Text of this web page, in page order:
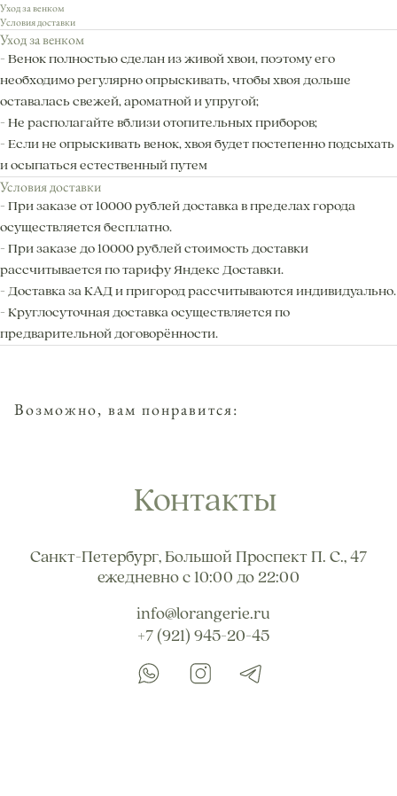
Уход за венком
Условия доставки
Уход за венком
- Венок полностью сделан из живой хвои, поэтому его
необходимо регулярно опрыскивать, чтобы хвоя дольше
оставалась свежей, ароматной и упругой;
- Не располагайте вблизи отопительных приборов;
- Если не опрыскивать венок, хвоя будет постепенно подсыхать
и осыпаться естественный путем
Условия доставки
- При заказе от 10000 рублей доставка в пределах города
осуществляется бесплатно.
- При заказе до 10000 рублей стоимость доставки
рассчитывается по тарифу Яндекс Доставки.
- Доставка за КАД и пригород рассчитываются индивидуально.
- Круглосуточная доставка осуществляется по
предварительной договорённости.
Возможно, вам понравится:
+7 (921) 945-20-45
Контакты
Санкт-Петербург, Большой Проспект П. С., 47